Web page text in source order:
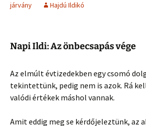
járvány
Hajdú Ildikó
Napi Ildi: Az önbecsapás vége
Az elmúlt évtizedekben egy csomó
tekintettünk, pedig nem is azok. Rá
valódi értékek máshol vannak.
Amit eddig meg se kérdőjeleztünk, az